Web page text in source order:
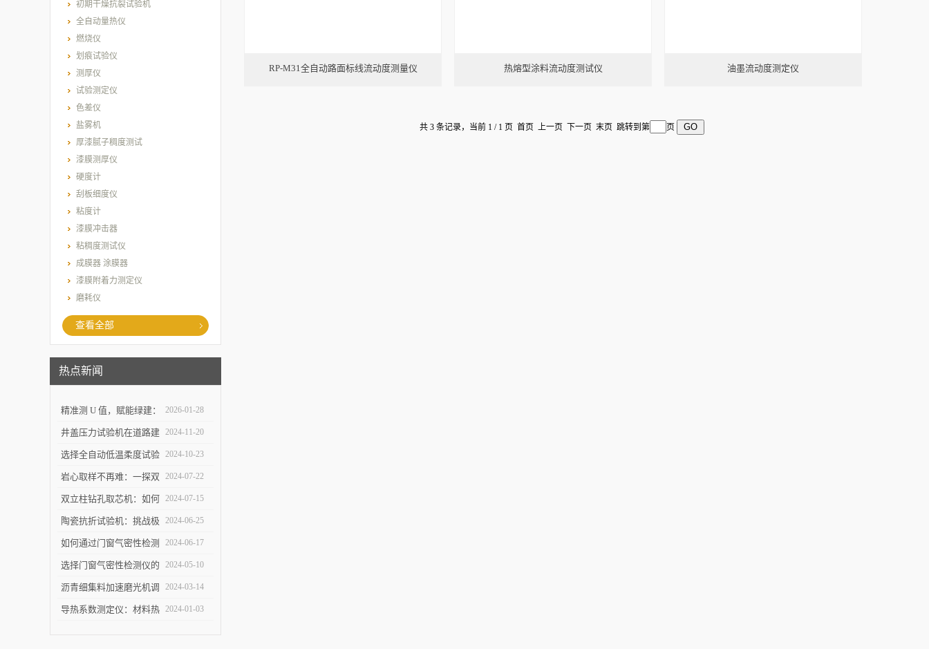
初期干燥抗裂试验机
全自动量热仪
燃烧仪
划痕试验仪
测厚仪
试验测定仪
色差仪
盐雾机
厚漆腻子稠度测试
漆膜测厚仪
硬度计
刮板细度仪
粘度计
漆膜冲击器
粘稠度测试仪
成膜器 涂膜器
漆膜附着力测定仪
磨耗仪
查看全部
热点新闻
精准测 U 值，赋能绿建：
上海乐傲的传热系数测量
仪守护建筑节能底线
2026-01-28
井盖压力试验机在道路建
设中的作用是什么？
2024-11-20
选择全自动低温柔度试验
仪，需要注意哪些事项？
2024-10-23
岩心取样不再难：一探双
立柱钻孔取芯机的奥秘
2024-07-22
双立柱钻孔取芯机：如何
提高地质取样的精确度与
效率？
2024-07-15
陶瓷抗折试验机：挑战极
限，提升可能
2024-06-25
如何通过门窗气密性检测
仪节能？
2024-06-17
选择门窗气密性检测仪的
关键因素是什么？
2024-05-10
沥青细集料加速磨光机调
试完毕紧急发货
2024-03-14
导热系数测定仪：材料热 2024-01-03
RP-M31全自动路面标线流动度测量仪 热熔型涂料流动度测试仪 油墨流动度测定仪
共 3 条记录，当前 1 / 1 页 首页 上一页 下一页 末页 跳转到第 页